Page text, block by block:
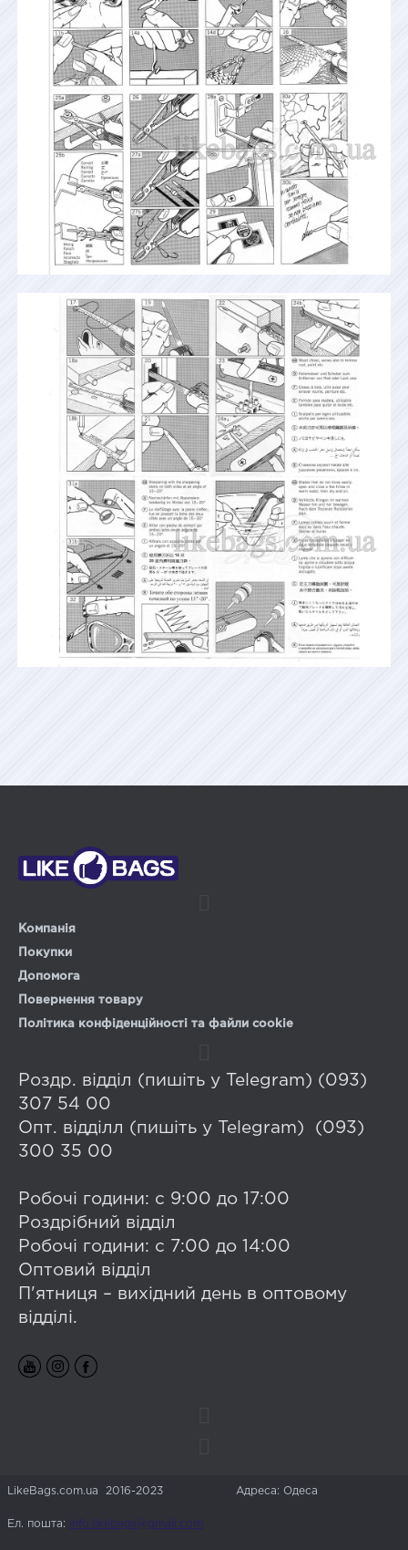
Компанія
Покупки
Допомога
Повернення товару
Політика конфіденційності та файли cookie
Роздр. відділ (пишіть у Telegram) (093)
307 54 00
Опт. відділл (пишіть у Telegram) (093)
300 35 00
Робочі години: с 9:00 до 17:00
Роздрібний відділ
Робочі години: с 7:00 до 14:00
Оптовий відділ
П'ятниця – вихідний день в оптовому
відділі.
LikeBags.com.ua 2016-2023 Адреса: Одеса
Ел. пошта: info.likebags@gmail.com